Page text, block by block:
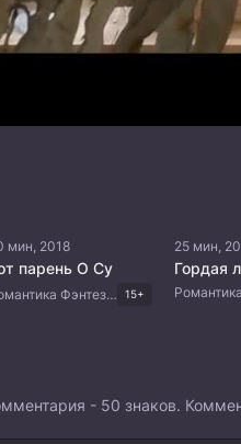
мин, 2018
парень О Су
Романтика Фэнтези Комедия Корейские дорамы 15+
25 мин,
Гордая
- 50 знаков.